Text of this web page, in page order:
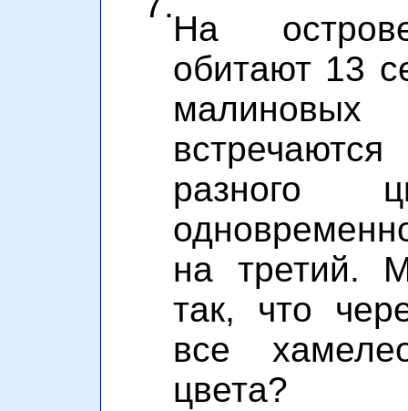
На
обитают 13
малиновых
разного
на третий.
так, что
все
цвета?